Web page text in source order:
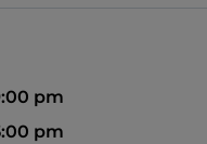
pm
pm